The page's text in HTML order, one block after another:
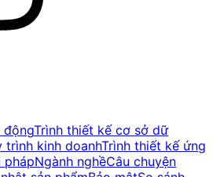
độngTrình thiết kế cơ sở dữ
trình kinh doanhTrình thiết kế ứng
phápNgành nghềCâu chuyện